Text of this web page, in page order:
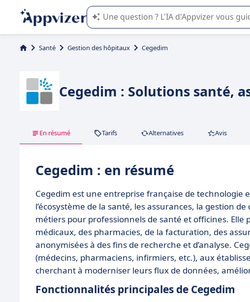
L'IA de Appvizer vous guide dans l'utilisation
Santé Gestion des hôpitaux Cegedim
Cegedim : Solutions santé,
En résumé Tarifs Alternatives Avis
Cegedim : en résumé
Cegedim est une entreprise française de technologie
l’écosystème de la santé, les assurances, la gestion
métiers pour professionnels de santé et officines. Elle
médicaux, des pharmacies, de la facturation, des
anonymisées à des fins de recherche et d’analyse.
(médecins, pharmaciens, infirmiers, etc.), aux
cherchant à moderniser leurs flux de données,
Fonctionnalités principales de Cegedim